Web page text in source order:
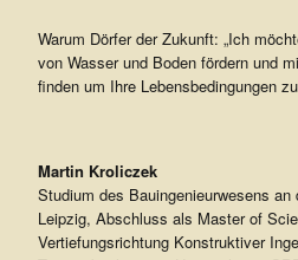
Warum Dörfer der Zukunft: „Ich
von Wasser und Boden fördern und
finden um Ihre Lebensbedingungen
Martin Kroliczek
Studium des Bauingenieurwesens
Leipzig, Abschluss als Master of
Vertiefungsrichtung Konstruktiver